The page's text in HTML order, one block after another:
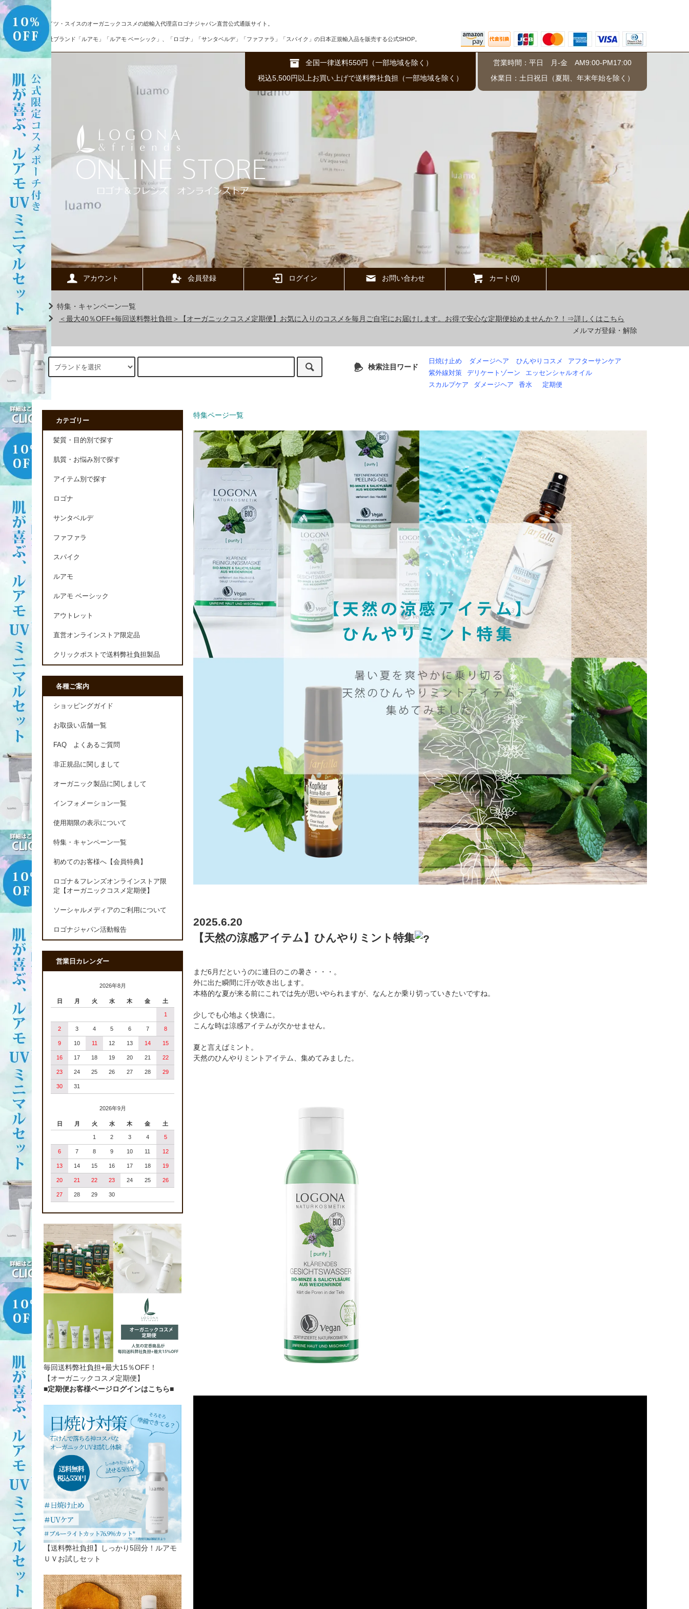
ドイツ・スイスのオーガニックコスメの総輸入代理店ロゴナジャパン直営公式通販サイト。
自社ブランド「ルアモ」「ルアモ ベーシック」、「ロゴナ」「サンタベルデ」「ファファラ」「スパイク」の日本正規輸入品を販売する公式SHOP。
全国一律送料550円（一部地域を除く）
税込5,500円以上お買い上げで送料弊社負担（一部地域を除く）
営業時間：平日 月-金 AM9:00-PM17:00
休業日：土日祝日（夏期、年末年始を除く）
アカウント 会員登録 ログイン お問い合わせ カート(0)
特集・キャンペーン一覧
＜最大40％OFF+毎回送料弊社負担＞【オーガニックコスメ定期便】お気に入りのコスメを毎月ご自宅にお届けします。お得で安心な定期便始めませんか？！⇒詳しくはこちら
メルマガ登録・解除
検索注目ワード
日焼け止め ダメージヘア ひんやりコスメ
アフターサンケア
紫外線対策
デリケートゾーン
エッセンシャルオイル
スカルプケア
ダメージヘア 香水 定期便
特集ページ一覧
2025.6.20
【天然の涼感アイテム】ひんやりミント特集
まだ6月だというのに連日のこの暑さ・・・。
外に出た瞬間に汗が吹き出します。
本格的な夏が来る前にこれでは先が思いやられますが、なんとか乗り切っていきたいですね。
少しでも心地よく快適に。
こんな時は涼感アイテムが欠かせません。
夏と言えばミント。
天然のひんやりミントアイテム、集めてみました。
カテゴリー
髪質・目的別で探す
肌質・お悩み別で探す
アイテム別で探す
ロゴナ
サンタベルデ
ファファラ
スパイク
ルアモ
ルアモ ベーシック
アウトレット
直営オンラインストア限定品
クリックポストで送料弊社負担製品
各種ご案内
ショッピングガイド
お取扱い店舗一覧
FAQ よくあるご質問
非正規品に関しまして
オーガニック製品に関しまして
インフォメーション一覧
使用期限の表示について
特集・キャンペーン一覧
初めてのお客様へ【会員特典】
ロゴナ＆フレンズオンラインストア限
定【オーガニックコスメ定期便】
ソーシャルメディアのご利用について
ロゴナジャパン活動報告
営業日カレンダー
2026年8月
日 月 火 水 木 金 土
1
2 3 4 5 6 7 8
9 10 11 12 13 14 15
16 17 18 19 20 21 22
23 24 25 26 27 28 29
30 31
2026年9月
日 月 火 水 木 金 土
1 2 3 4 5
6 7 8 9 10 11 12
13 14 15 16 17 18 19
20 21 22 23 24 25 26
27 28 29 30
毎回送料弊社負担+最大15％OFF！
【オーガニックコスメ定期便】
■定期便お客様ページログインはこちら■
【送料弊社負担】しっかり5回分！ルアモ
ＵＶお試しセット